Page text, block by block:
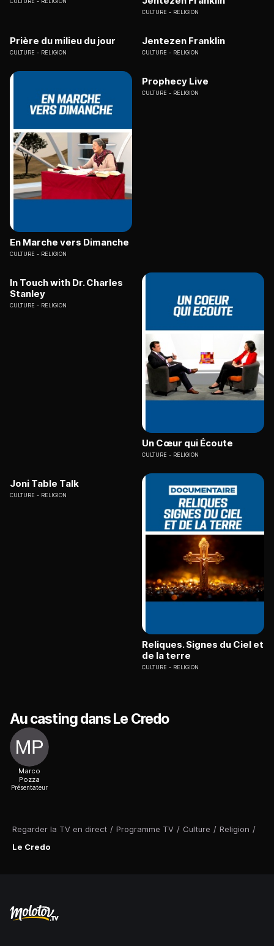
Regarder la TV en direct / Programme TV / Culture / Religion /
Le Credo
CULTURE RELIGION
Prière du milieu du jour
CULTURE RELIGION
Jentezen Franklin
CULTURE RELIGION
En Marche vers Dimanche
CULTURE RELIGION
Prophecy Live
CULTURE RELIGION
In Touch with Dr. Charles
Stanley
CULTURE RELIGION
Un Cœur qui Écoute
CULTURE RELIGION
Joni Table Talk
CULTURE RELIGION
Reliques. Signes du Ciel et
de la terre
CULTURE RELIGION
Au casting dans Le Credo
Marco
Pozza
Présentateur